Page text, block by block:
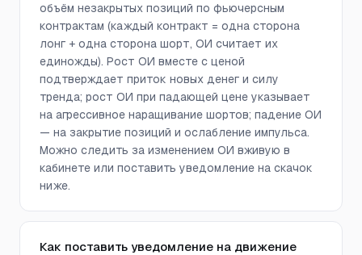
объём незакрытых позиций по фьючерсным
контрактам (каждый контракт = одна сторона
лонг + одна сторона шорт, ОИ считает их
единожды). Рост ОИ вместе с ценой
подтверждает приток новых денег и силу
тренда; рост ОИ при падающей цене указывает
на агрессивное наращивание шортов; падение ОИ
— на закрытие позиций и ослабление импульса.
Можно следить за изменением ОИ вживую в
кабинете или поставить уведомление на скачок
ниже.
Как поставить уведомление на движение